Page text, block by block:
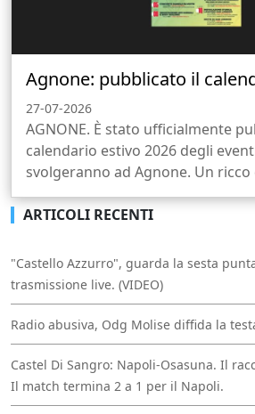
Agnone: pubblicato il
27-07-2026
AGNONE. È stato ufficialmente
calendario estivo 2026 degli
svolgeranno ad Agnone. Un ricco
ARTICOLI RECENTI
"Castello Azzurro", guarda la sesta
trasmissione live. (VIDEO)
Radio abusiva, Odg Molise diffida la
Castel Di Sangro: Napoli-Osasuna. Il
Il match termina 2 a 1 per il Napoli.